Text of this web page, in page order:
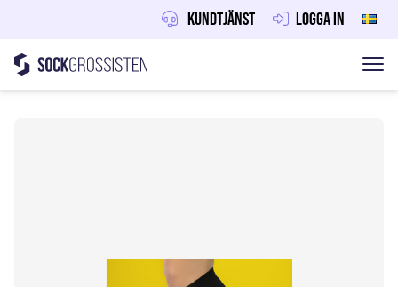
Kundtjänst Logga in
Hoppa till innehåll
Sockgrossisten